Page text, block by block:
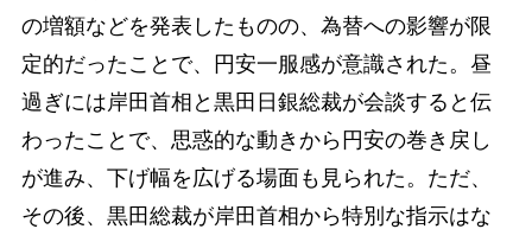
の増額などを発表したものの、為替への影響が限
定的だったことで、円安一服感が意識された。昼
過ぎには岸田首相と黒田日銀総裁が会談すると伝
わったことで、思惑的な動きから円安の巻き戻し
が進み、下げ幅を広げる場面も見られた。ただ、
その後、黒田総裁が岸田首相から特別な指示はな